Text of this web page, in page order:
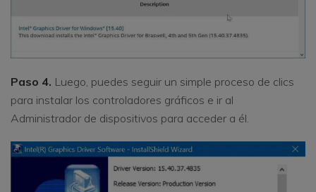
Paso 4. Luego, puedes seguir un simple proceso de clics
para instalar los controladores gráficos e ir al
Administrador de dispositivos para acceder a él.